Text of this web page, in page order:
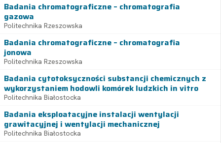
Badania chromatograficzne – chromatografia
gazowa
Politechnika Rzeszowska
Badania chromatograficzne – chromatografia
jonowa
Politechnika Rzeszowska
Badania cytotoksyczności substancji chemicznych z
wykorzystaniem hodowli komórek ludzkich in vitro
Politechnika Białostocka
Badania eksploatacyjne instalacji wentylacji
grawitacyjnej i wentylacji mechanicznej
Politechnika Białostocka